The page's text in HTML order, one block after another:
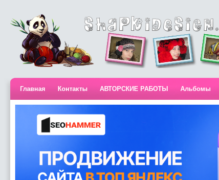
Главная Контакты АВТОРСКИЕ РАБОТЫ Альбомы